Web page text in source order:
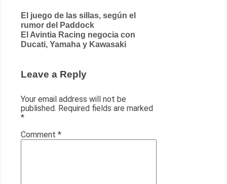
Post
navigation
El juego de las sillas, según el
rumor del Paddock
El Avintia Racing negocia con
Ducati, Yamaha y Kawasaki
Leave a Reply
Your email address will not be
published. Required fields are marked
*
Comment *